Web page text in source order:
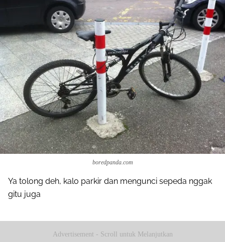
boredpanda.com
Ya tolong deh, kalo parkir dan mengunci sepeda nggak
gitu juga
Advertisement - Scroll untuk Melanjutkan